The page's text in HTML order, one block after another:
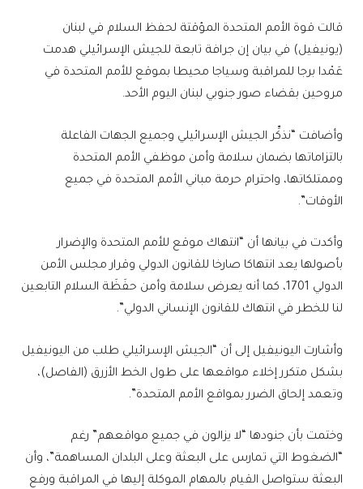
قالت قوة الأمم المتحدة المؤقتة لحفظ السلام في لبنان
(يونيفيل) في بيان إن جرافة تابعة للجيش الإسرائيلي هدمت
عَمْدا برجا للمراقبة وسياجا محيطا بموقع للأمم المتحدة في
مروحين بقضاء صور جنوبي لبنان اليوم الأحد.
وأضافت “نذكِّر الجيش الإسرائيلي وجميع الجهات الفاعلة
بالتزاماتها بضمان سلامة وأمن موظفي الأمم المتحدة
وممتلكاتها، واحترام حرمة مباني الأمم المتحدة في جميع
الأوقات”.
وأكدت في بيانها أن “انتهاك موقع للأمم المتحدة والإضرار
بأصولها يعد انتهاكا صارخا للقانون الدولي وقرار مجلس الأمن
الدولي 1701، كما أنه يعرض سلامة وأمن حفَظَة السلام التابعين
لنا للخطر في انتهاك للقانون الإنساني الدولي”.
وأشارت اليونيفيل إلى أن “الجيش الإسرائيلي طلب من اليونيفيل
بشكل متكرر إخلاء مواقعها على طول الخط الأزرق (الفاصل)،
وتعمد إلحاق الضرر بمواقع الأمم المتحدة”.
وختمت بأن جنودها “لا يزالون في جميع مواقعهم” رغم
“الضغوط التي تمارس على البعثة وعلى البلدان المساهمة”، وأن
البعثة ستواصل القيام بالمهام الموكلة إليها في المراقبة ورفع